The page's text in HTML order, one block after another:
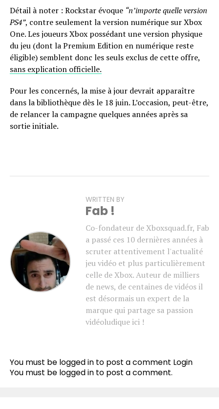
Détail à noter : Rockstar évoque “n’importe quelle version
PS4”, contre seulement la version numérique sur Xbox
One. Les joueurs Xbox possédant une version physique
du jeu (dont la Premium Edition en numérique reste
éligible) semblent donc les seuls exclus de cette offre,
sans explication officielle.
Pour les concernés, la mise à jour devrait apparaître
dans la bibliothèque dès le 18 juin. L’occasion, peut-être,
de relancer la campagne quelques années après sa
sortie initiale.
WRITTEN BY
Fab !
Co-fondateur de Xboxsquad.fr, Fab
a passé ces 10 dernières années à
scruter attentivement l'actualité
jeu vidéo et plus particulièrement
celle de Xbox. Auteur de milliers
de news, de centaines de vidéos il
est désormais un expert de la
marque qui partage sa passion
vidéoludique ici !
You must be logged in to post a comment Login
You must be logged in to post a comment.